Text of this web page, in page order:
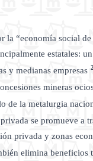
la “economía social de
estatales:
y medianas empresas
mineras
de la metalurgia
se promueve a
privada y zonas
elimina beneficios